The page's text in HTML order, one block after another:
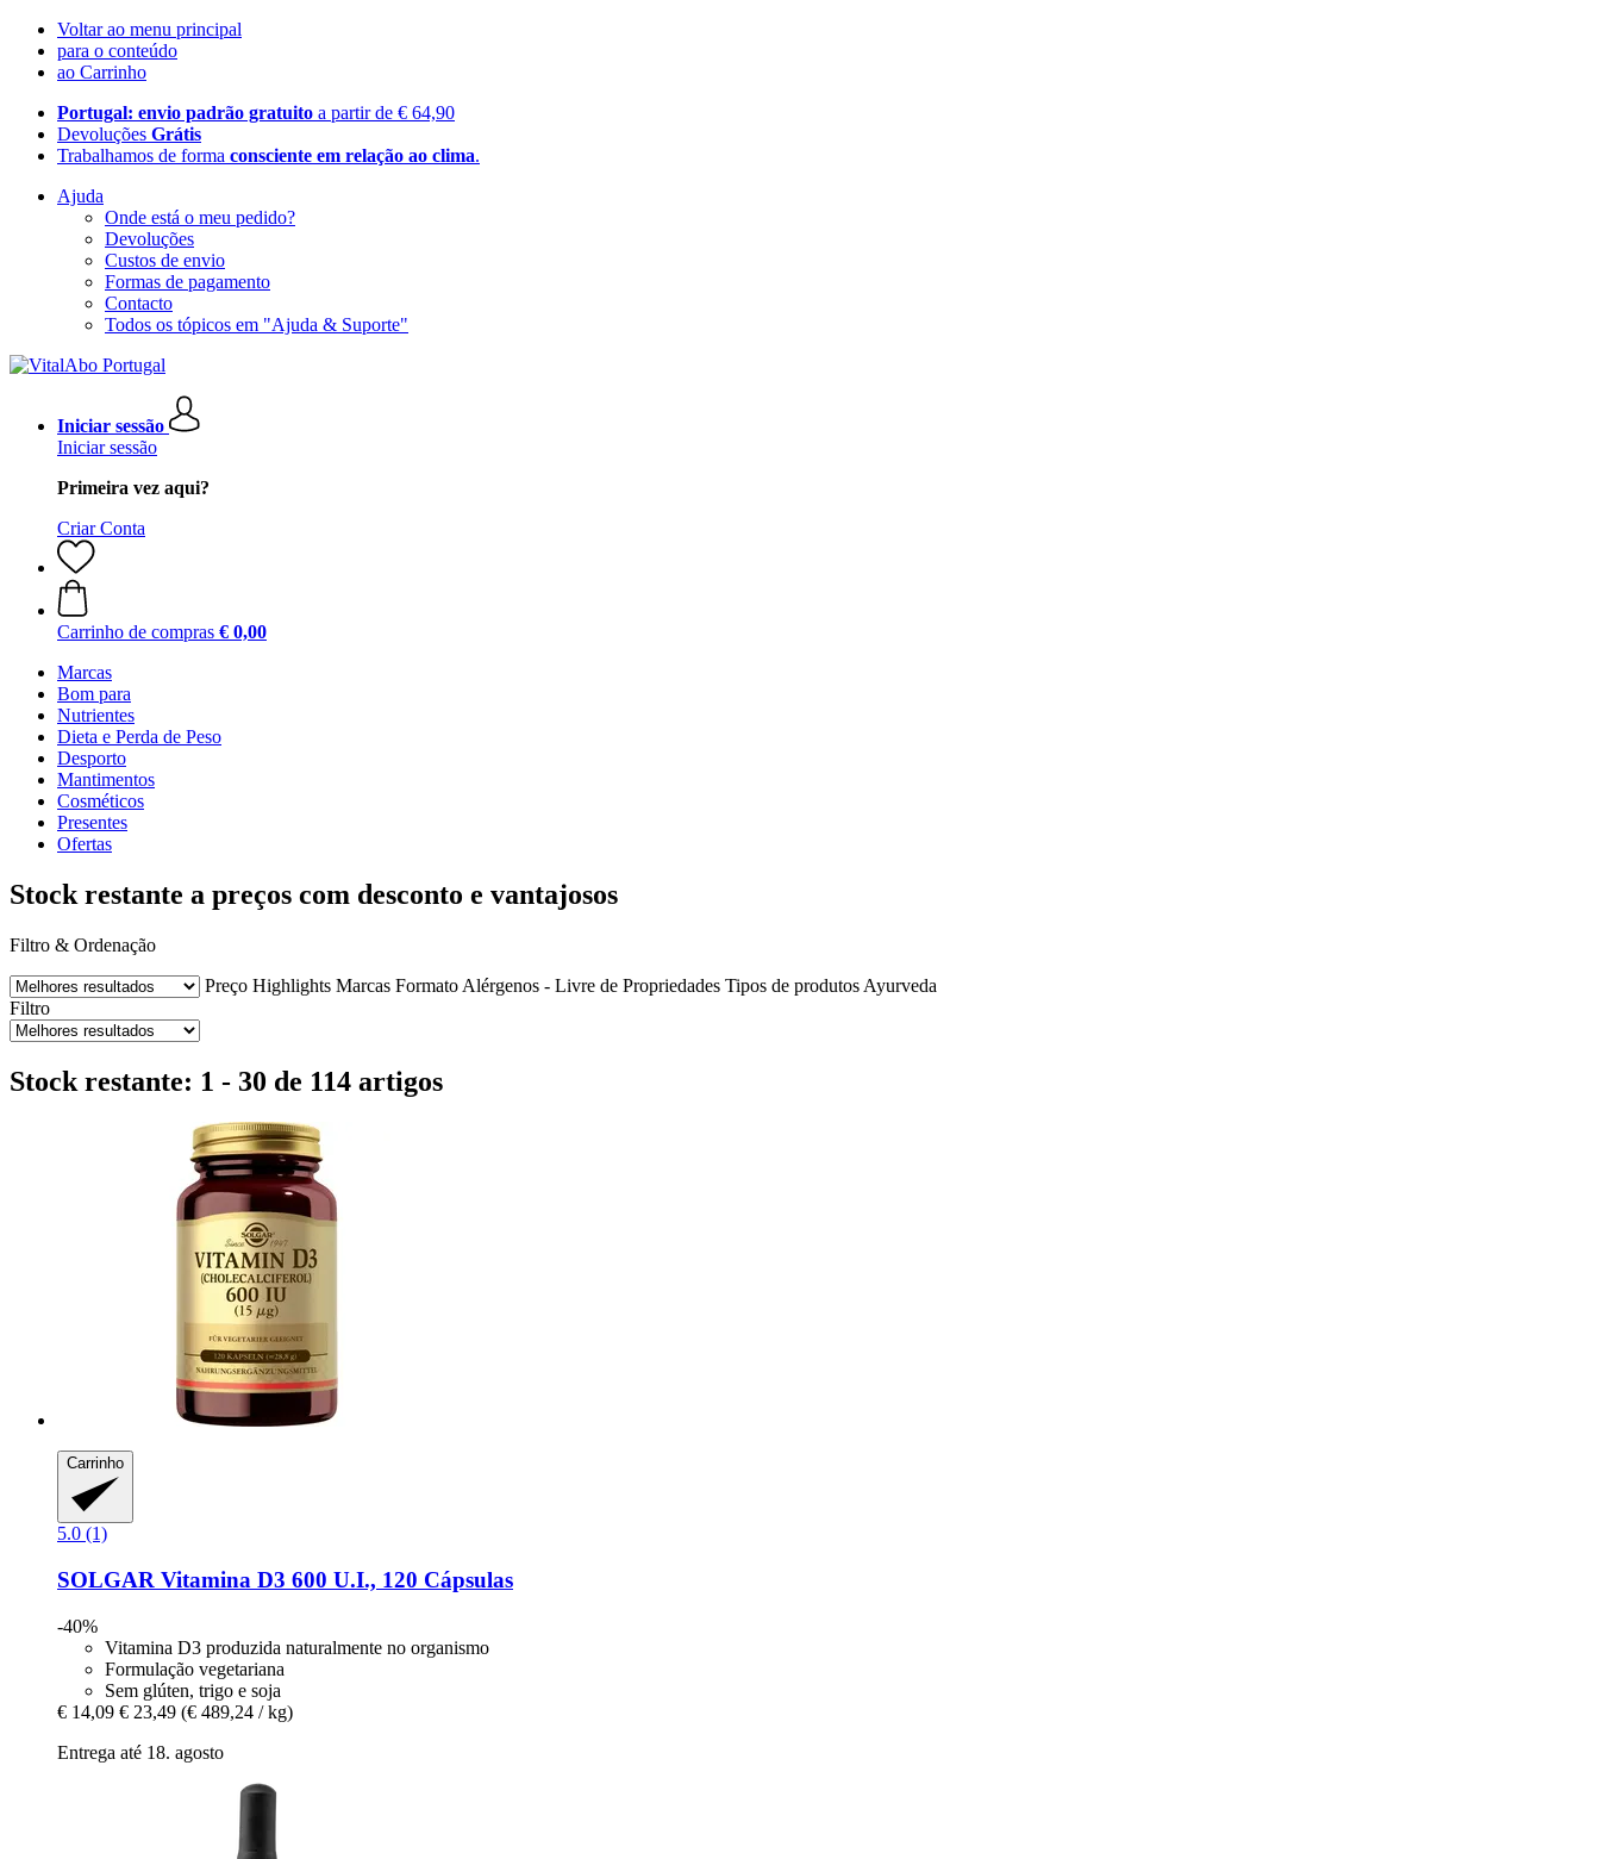
Voltar ao menu principal
para o conteúdo
ao Carrinho
Portugal: envio padrão gratuito a partir de € 64,90
Devoluções Grátis
Trabalhamos de forma consciente em relação ao clima.
Ajuda
Onde está o meu pedido?
Devoluções
Custos de envio
Formas de pagamento
Contacto
Todos os tópicos em "Ajuda & Suporte"
Iniciar sessão
Iniciar sessão
Primeira vez aqui?
Criar Conta
Carrinho de compras € 0,00
Marcas
Bom para
Nutrientes
Dieta e Perda de Peso
Desporto
Mantimentos
Cosméticos
Presentes
Ofertas
Stock restante a preços com desconto e vantajosos
Filtro & Ordenação
Preço Highlights Marcas Formato Alérgenos - Livre de Propriedades Tipos de produtos Ayurveda
Filtro
Stock restante: 1 - 30 de 114 artigos
Carrinho
5.0 (1)
SOLGAR Vitamina D3 600 U.I., 120 Cápsulas
-40%
Vitamina D3 produzida naturalmente no organismo
Formulação vegetariana
Sem glúten, trigo e soja
€ 14,09 € 23,49 (€ 489,24 / kg)
Entrega até 18. agosto